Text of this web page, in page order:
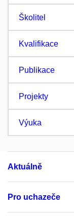
Školitel
Kvalifikace
Publikace
Projekty
Výuka
Aktuálně
Pro uchazeče